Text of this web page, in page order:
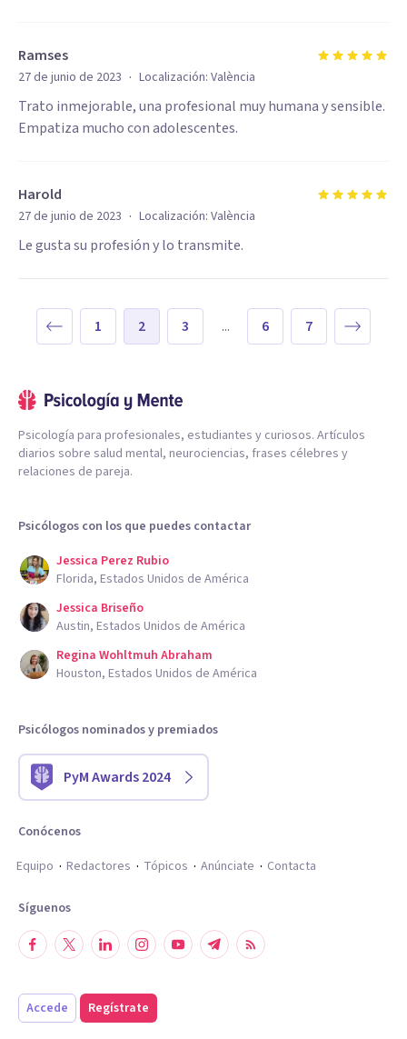
Ramses
27 de junio de 2023 · Localización: València
Trato inmejorable, una profesional muy humana y sensible.
Empatiza mucho con adolescentes.
Harold
27 de junio de 2023 · Localización: València
Le gusta su profesión y lo transmite.
1 2 3 ... 6 7
Psicología para profesionales, estudiantes y curiosos. Artículos
diarios sobre salud mental, neurociencias, frases célebres y
relaciones de pareja.
Psicólogos con los que puedes contactar
Jessica Perez Rubio
Florida, Estados Unidos de América
Jessica Briseño
Austin, Estados Unidos de América
Regina Wohltmuh Abraham
Houston, Estados Unidos de América
Psicólogos nominados y premiados
PyM Awards 2024
Conócenos
Equipo
Redactores Tópicos Anúnciate Contacta
Síguenos
Accede Regístrate